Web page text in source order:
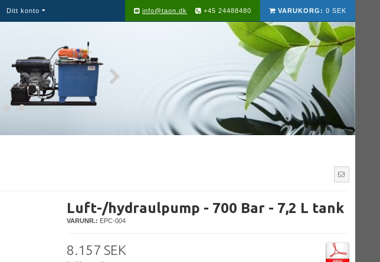
Ditt konto VARUKORG: 0 SEK
info@taon.dk +45 24488480
Luft-/hydraulpump - 700 Bar - 7,2 L tank
VARUNR.: EPC-004
8.157 SEK